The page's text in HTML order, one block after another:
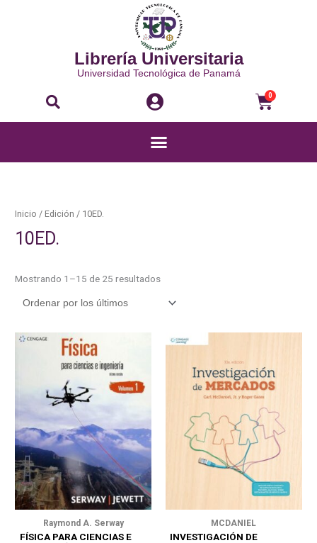
Librería Universitaria
Universidad Tecnológica de Panamá
Buscar 0
Menú
Inicio / Edición / 10ED.
10ED.
Mostrando 1–15 de 25 resultados
Ordenado
Raymond A. Serway
FÍSICA PARA CIENCIAS E
MCDANIEL
INVESTIGACIÓN DE